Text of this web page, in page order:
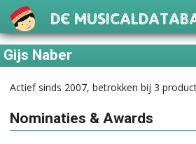
De
Gijs Naber
Actief sinds 2007, betrokken bij 3
Nominaties & Awards